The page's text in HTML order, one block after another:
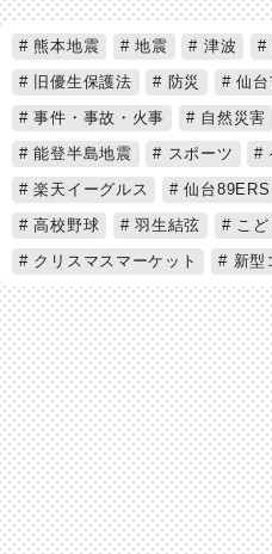
熊本地震 地震 津波
旧優生保護法
防災 仙台
事件・事故・火事
自然災害
能登半島地震
スポーツ
楽天イーグルス
仙台89ERS
高校野球
羽生結弦
こど
クリスマスマーケット
新型